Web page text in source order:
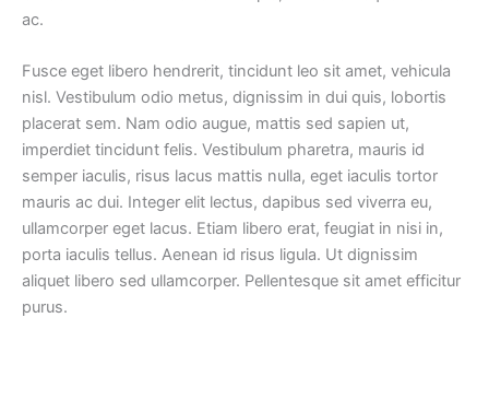
ac.
Fusce eget libero hendrerit, tincidunt leo sit amet, vehicula
nisl. Vestibulum odio metus, dignissim in dui quis, lobortis
placerat sem. Nam odio augue, mattis sed sapien ut,
imperdiet tincidunt felis. Vestibulum pharetra, mauris id
semper iaculis, risus lacus mattis nulla, eget iaculis tortor
mauris ac dui. Integer elit lectus, dapibus sed viverra eu,
ullamcorper eget lacus. Etiam libero erat, feugiat in nisi in,
porta iaculis tellus. Aenean id risus ligula. Ut dignissim
aliquet libero sed ullamcorper. Pellentesque sit amet efficitur
purus.